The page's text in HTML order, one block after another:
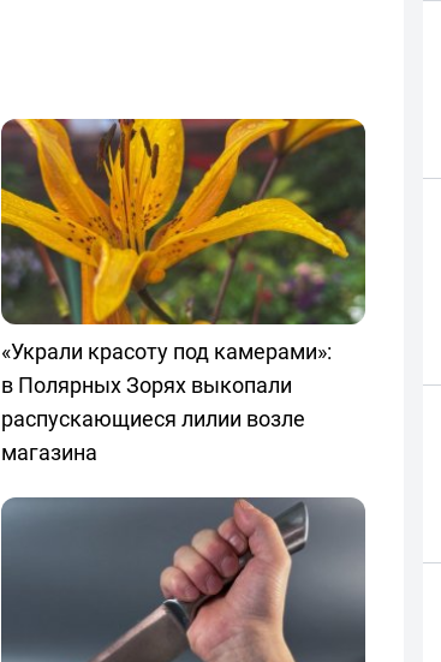
«Украли красоту под камерами»:
в Полярных Зорях выкопали
распускающиеся лилии возле
магазина